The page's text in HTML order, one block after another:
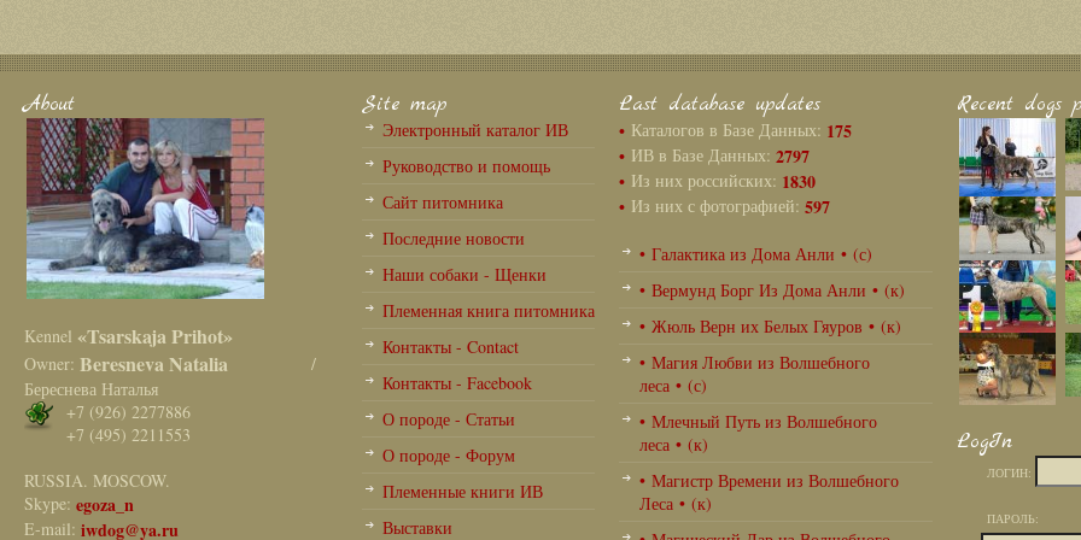
About
Kennel «Tsarskaja Prihot»
Owner: Beresneva Natalia /
Береснева Наталья
+7 (926) 2277886
+7 (495) 2211553
RUSSIA. MOSCOW.
Skype: egoza_n
E-mail: iwdog@ya.ru
Site map
Электронный каталог ИВ
Руководство и помощь
Сайт питомника
Последние новости
Наши собаки - Щенки
Племенная книга питомника
Контакты - Contact
Контакты - Facebook
О породе - Статьи
О породе - Форум
Племенные книги ИВ
Выставки
Last database updates
• Каталогов в Базе Данных: 175
• ИВ в Базе Данных: 2797
• Из них российских: 1830
• Из них с фотографией: 597
• Галактика из Дома Анли • (с)
• Вермунд Борг Из Дома Анли • (к)
• Жюль Верн их Белых Гяуров • (к)
• Магия Любви из Волшебного
леса • (с)
• Млечный Путь из Волшебного
леса • (к)
• Магистр Времени из Волшебного
Леса • (к)
Recent dogs
LogIn
ЛОГИН:
ПАРОЛЬ: